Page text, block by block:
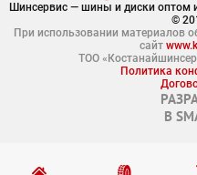
Шинсервис — шины и диски оптом
©
При использовании материалов
сайт
ТОО
Политика
В